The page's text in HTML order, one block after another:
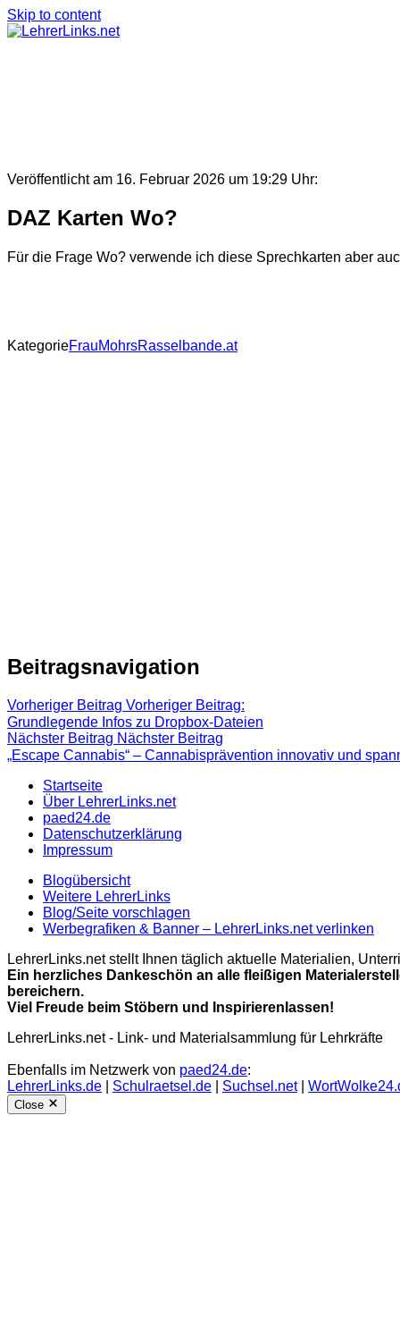
Skip to content
Veröffentlicht am 16. Februar 2026 um 19:29 Uhr:
DAZ Karten Wo?
Für die Frage Wo? verwende ich diese Sprechkarten aber
KategorieFrauMohrsRasselbande.at
Beitragsnavigation
Vorheriger Beitrag Vorheriger Beitrag:
Grundlegende Infos zu Dropbox-Dateien
Nächster Beitrag Nächster Beitrag
„Escape Cannabis“ – Cannabisprävention innovativ und
Startseite
Über LehrerLinks.net
paed24.de
Datenschutzerklärung
Impressum
Blogübersicht
Weitere LehrerLinks
Blog/Seite vorschlagen
Werbegrafiken & Banner – LehrerLinks.net verlinken
LehrerLinks.net stellt Ihnen täglich aktuelle Materialien,
Ein herzliches Dankeschön an alle fleißigen
bereichern.
Viel Freude beim Stöbern und Inspirierenlassen!
LehrerLinks.net - Link- und Materialsammlung für Lehrkräfte
Ebenfalls im Netzwerk von paed24.de:
LehrerLinks.de
Schulraetsel.de Suchsel.net|
Close